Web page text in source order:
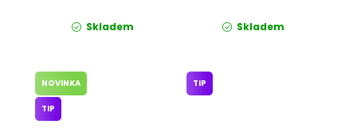
Skladem Skladem
NOVINKA
TIP
TIP